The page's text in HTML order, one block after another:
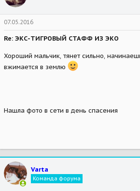
07.05.2016
Re: ЭКС-ТИГРОВЫЙ СТАФФ ИЗ ЭКО
Хороший мальчик, тянет сильно,
вжимается в землю
Нашла фото в сети в день спасения
Varta
Команда форума